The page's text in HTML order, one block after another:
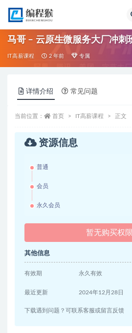
马哥 – 云原生微服务大厂冲刺
IT高薪课程 2 年前 专属
详情介绍 常见问题
当前位置： 首页 IT高薪课程 正文
资源信息
普通
会员
永久会员
暂无购买权限
其他信息
有效期 永久有效
最近更新 2024年12月28日
下载遇到问题？可联系客服或留言反馈